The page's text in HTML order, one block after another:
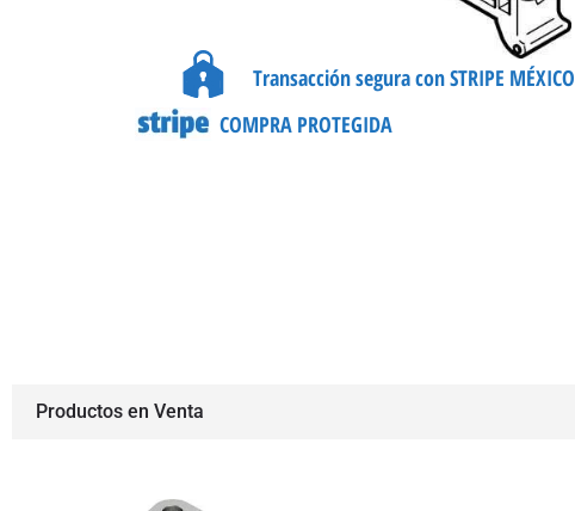
Transacción segura con STRIPE MÉXICO
COMPRA PROTEGIDA
Productos en Venta